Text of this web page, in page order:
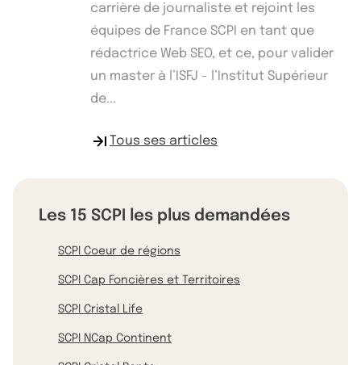
carrière de journaliste et rejoint les
équipes de France SCPI en tant que
rédactrice Web SEO, et ce, pour valider
un master à l’ISFJ - l’Institut Supérieur
de...
Tous ses articles
Les 15 SCPI les plus demandées
SCPI Coeur de régions
SCPI Cap Foncières et Territoires
SCPI Cristal Life
SCPI NCap Continent